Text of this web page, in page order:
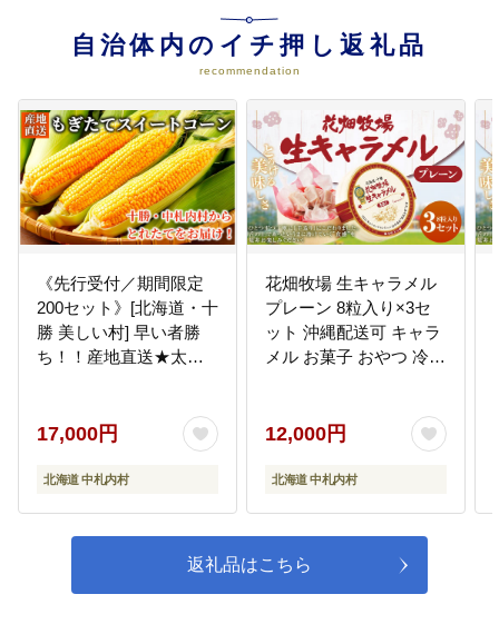
村長におまかせ
村長が選定する事業に活用させて
いただきます。
自治体内のイチ押し返礼品
recommendation
《先行受付／期間限定
200セット》[北海道・十
勝 美しい村] 早い者勝
ち！！産地直送★太陽
し／とうきび（スイー
トコーン） 10本 とうも
ろこし トウモロコシ コ
下旬 発送予定】[015-
17,000円
北海道 中札内村
花畑牧場 生キャラメル
プレーン 8粒入り×3セ
ット 沖縄配送可 キャラ
メル お菓子 おやつ 冷蔵
12,000円
北海道 中札内村
返礼品はこちら